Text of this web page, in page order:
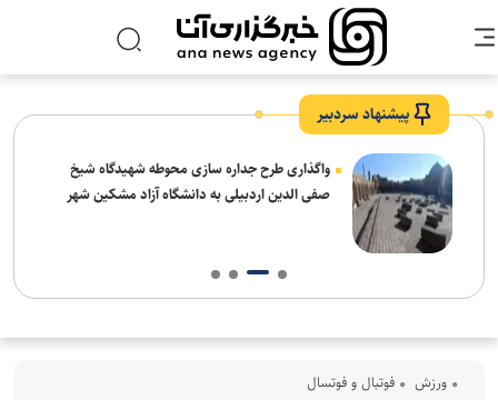
پیشنهاد سردبیر
واگذاری طرح جداره سازی محوطه شهیدگاه شیخ
صفی الدین اردبیلی به دانشگاه آزاد مشکین شهر
ورزش فوتبال و فوتسال